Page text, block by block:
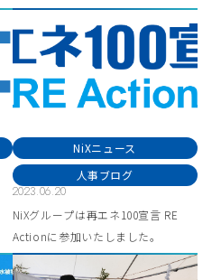
の建設を開始しました。
NiXニュース
人事ブログ
2023.06.20
NiXグループは再エネ100宣言 RE
Actionに参加いたしました。